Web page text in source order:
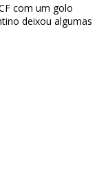
com um golo
deixou algumas